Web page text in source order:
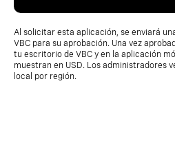
Al solicitar esta aplicación, se enviará
VBC para su aprobación. Una vez
tu escritorio de VBC y en la aplicación
muestran en USD. Los administradores
local por región.